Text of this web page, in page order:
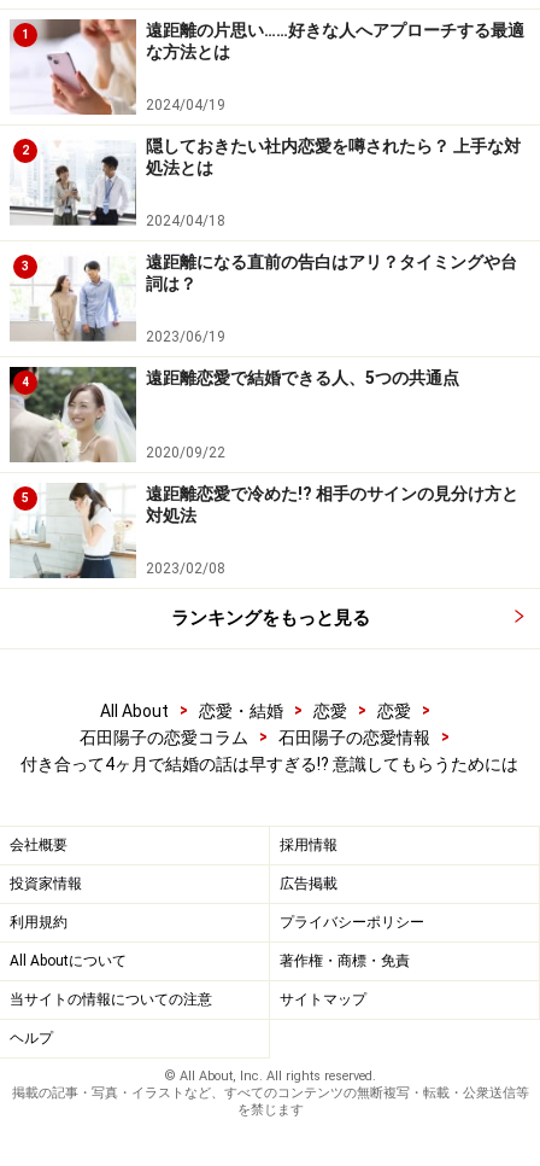
て考えてみてください。
「男の人って、家族とか友達とかに紹介するのって、あ
まり積極的には行わない人が多いんですか？」とＡさん
のメールにありましたが、結婚願望の強い男性で、彼女
にプロポーズする前に友人や会社の上司に「結婚しま
す」と報告していた人がいました。“その気”になってし
まった男性って、言葉より行動が先ってこと多くないで
すか？
彼に結婚を意識してほしい……そのために出
来ることは？
恋に落ちる気持ちを持続するには「性欲」「愛」「愛着」の
3つの要素が必要
今の良好な関係を保ちつつ、結婚に向けて着実に進みた
～」と気持ちを切り換えるといいのかな、と思います。
ところで、「男の人って、家族とか友達とかに紹介する
か？」という疑問ですが、これは人それぞれ。付き合い
方や出会った場所によっても違います。彼が家族や友達
に紹介してくれないのが気になるのであれば、自然なか
たちで自分の友達や家族にまず紹介してしまえばいいの
では？ 女性の家族からの一押しがきっかけで結婚するカ
ップルはたくさんいます。
婚活の悩みに恋愛科学の知識でアドバイ
ス」でご紹介した人類学者のヘレン・フィッシャー博士
1
遠距離の片思い……好きな人へアプローチする最適
な方法とは
2024/04/19
2
隠しておきたい社内恋愛を噂されたら？ 上手な対
処法とは
2024/04/18
3
遠距離になる直前の告白はアリ？タイミングや台
詞は？
2023/06/19
4 遠距離恋愛で結婚できる人、5つの共通点
2020/09/22
5
遠距離恋愛で冷めた!? 相手のサインの見分け方と
対処法
2023/02/08
ランキングをもっと見る
All About > 恋愛・結婚 > 恋愛 > 恋愛
>
石田陽子の恋愛コラム
> 石田陽子の恋愛情報
>
付き合って4ヶ月で結婚の話は早すぎる!? 意識してもらうためには
会社概要 採用情報
投資家情報 広告掲載
利用規約 プライバシーポリシー
All Aboutについて 著作権・商標・免責
当サイトの情報についての注意 サイトマップ
ヘルプ
© All About, Inc. All rights reserved.
掲載の記事・写真・イラストなど、すべてのコンテンツの無断複写・転載・公衆送信等
を禁じます